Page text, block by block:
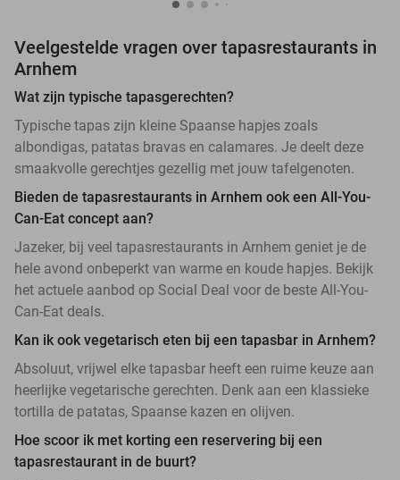
Veelgestelde vragen over tapasrestaurants in
Arnhem
Wat zijn typische tapasgerechten?
Typische tapas zijn kleine Spaanse hapjes zoals
albondigas, patatas bravas en calamares. Je deelt deze
smaakvolle gerechtjes gezellig met jouw tafelgenoten.
Bieden de tapasrestaurants in Arnhem ook een All-You-
Can-Eat concept aan?
Jazeker, bij veel tapasrestaurants in Arnhem geniet je de
hele avond onbeperkt van warme en koude hapjes. Bekijk
het actuele aanbod op Social Deal voor de beste All-You-
Can-Eat deals.
Kan ik ook vegetarisch eten bij een tapasbar in Arnhem?
Absoluut, vrijwel elke tapasbar heeft een ruime keuze aan
heerlijke vegetarische gerechten. Denk aan een klassieke
tortilla de patatas, Spaanse kazen en olijven.
Hoe scoor ik met korting een reservering bij een
tapasrestaurant in de buurt?